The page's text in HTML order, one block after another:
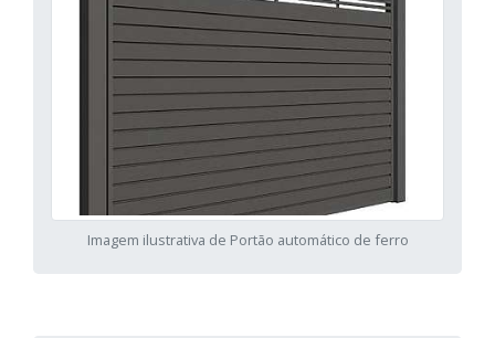
Imagem ilustrativa de Portão automático de ferro